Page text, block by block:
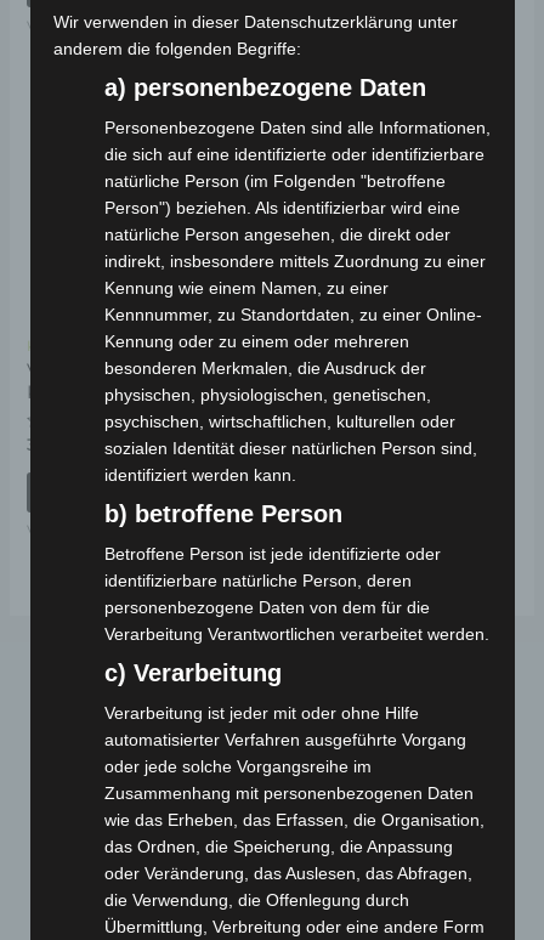
VSM VSM
Kostenloser Versand
VSM TRITTPROFIL
KUNSTSTOFF
Bewertet
0
39,00
VSM
Webseite
Cashback-Aktion
Händler werden
Wir verwenden in dieser Datenschutzerklärung unter
anderem die folgenden Begriffe:
a) personenbezogene Daten
Personenbezogene Daten sind alle Informationen,
die sich auf eine identifizierte oder identifizierbare
natürliche Person (im Folgenden "betroffene
Person") beziehen. Als identifizierbar wird eine
natürliche Person angesehen, die direkt oder
indirekt, insbesondere mittels Zuordnung zu einer
Kennung wie einem Namen, zu einer
Kennnummer, zu Standortdaten, zu einer Online-
Kennung oder zu einem oder mehreren
besonderen Merkmalen, die Ausdruck der
physischen, physiologischen, genetischen,
psychischen, wirtschaftlichen, kulturellen oder
sozialen Identität dieser natürlichen Person sind,
identifiziert werden kann.
b) betroffene Person
Betroffene Person ist jede identifizierte oder
identifizierbare natürliche Person, deren
personenbezogene Daten von dem für die
Verarbeitung Verantwortlichen verarbeitet werden.
c) Verarbeitung
Verarbeitung ist jeder mit oder ohne Hilfe
automatisierter Verfahren ausgeführte Vorgang
oder jede solche Vorgangsreihe im
Zusammenhang mit personenbezogenen Daten
wie das Erheben, das Erfassen, die Organisation,
das Ordnen, die Speicherung, die Anpassung
oder Veränderung, das Auslesen, das Abfragen,
die Verwendung, die Offenlegung durch
Übermittlung, Verbreitung oder eine andere Form